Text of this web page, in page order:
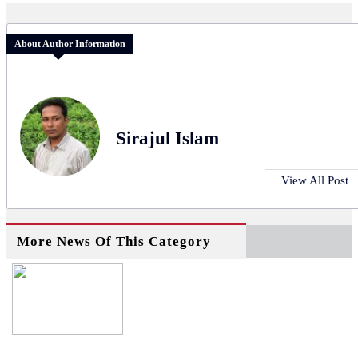
About Author Information
Sirajul Islam
View All Post
More News Of This Category